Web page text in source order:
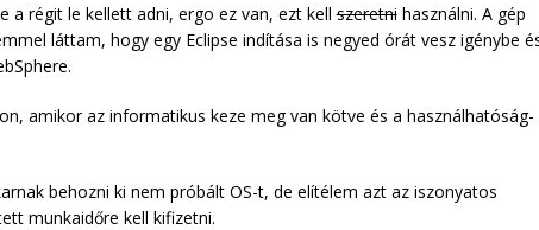
a régit le kellett adni, ergo ez van, ezt kellszeretnihasználni. A gép
láttam, hogy egy Eclipse indítása is negyed órát vesz igénybe
amikor az informatikus keze meg van kötve és a használhatóság-
behozni ki nem próbált OS-t, de elítélem azt az iszonyatos
munkaidőre kell kifizetni.